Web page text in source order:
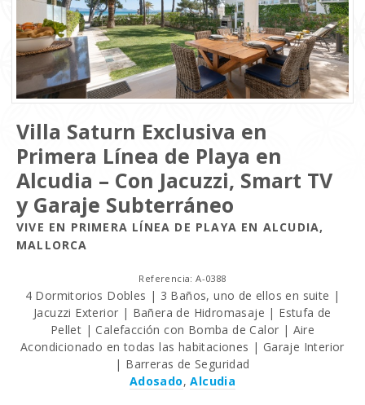
Villa Saturn Exclusiva en
Primera Línea de Playa en
Alcudia – Con Jacuzzi, Smart TV
y Garaje Subterráneo
VIVE EN PRIMERA LÍNEA DE PLAYA EN ALCUDIA,
MALLORCA
Referencia: A-0388
4 Dormitorios Dobles | 3 Baños, uno de ellos en suite |
Jacuzzi Exterior | Bañera de Hidromasaje | Estufa de
Pellet | Calefacción con Bomba de Calor | Aire
Acondicionado en todas las habitaciones | Garaje Interior
| Barreras de Seguridad
Adosado,Alcudia